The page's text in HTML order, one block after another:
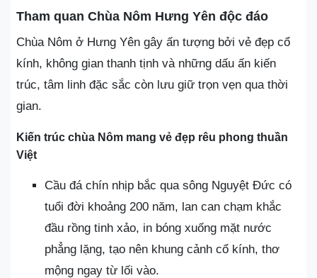
Tham quan Chùa Nôm Hưng Yên độc đáo
Chùa Nôm ở Hưng Yên gây ấn tượng bởi vẻ đẹp cổ
kính, không gian thanh tịnh và những dấu ấn kiến
trúc, tâm linh đặc sắc còn lưu giữ trọn vẹn qua thời
gian.
Kiến trúc chùa Nôm mang vẻ đẹp rêu phong thuần
Việt
Cầu đá chín nhịp bắc qua sông Nguyệt Đức có
tuổi đời khoảng 200 năm, lan can chạm khắc
đầu rồng tinh xảo, in bóng xuống mặt nước
phẳng lặng, tạo nên khung cảnh cổ kính, thơ
mộng ngay từ lối vào.